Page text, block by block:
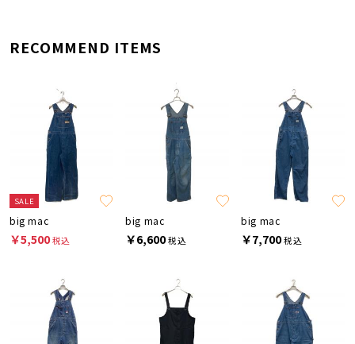
RECOMMEND ITEMS
SALE
big mac
￥5,500税込
big mac
￥6,600税込
big mac
￥7,700税込